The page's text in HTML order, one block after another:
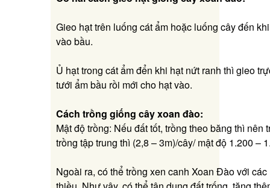
Gieo hạt trên luống cát ẩm hoặc luống cây đến
vào bầu.
Ủ hạt trong cát ẩm đển khi hạt nứt ranh thì gieo
tưới ẩm bầu rồi mới cho hạt vào.
Cách trồng giống cây xoan đào:
Mật độ trồng: Nếu đất tốt, trồng theo băng thì nên
trồng tập trung thì (2,8 – 3m)/cây/ mật độ 1.200 –
Ngoài ra, có thể trồng xen canh Xoan Đào với